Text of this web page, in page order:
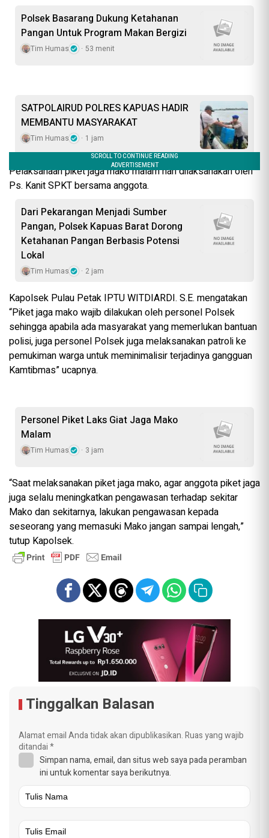
Polsek Basarang Dukung Ketahanan
Pangan Untuk Program Makan Bergizi
Tim Humas 53 menit
SATPOLAIRUD POLRES KAPUAS HADIR
MEMBANTU MASYARAKAT
Tim Humas 1 jam
Pelaksanaan piket jaga mako malam hari dilaksanakan oleh
Ps. Kanit SPKT bersama anggota.
Dari Pekarangan Menjadi Sumber
Pangan, Polsek Kapuas Barat Dorong
Ketahanan Pangan Berbasis Potensi
Lokal
Tim Humas 2 jam
Kapolsek Pulau Petak IPTU WITDIARDI. S.E. mengatakan
“Piket jaga mako wajib dilakukan oleh personel Polsek
sehingga apabila ada masyarakat yang memerlukan bantuan
polisi, juga personel Polsek juga melaksanakan patroli ke
pemukiman warga untuk meminimalisir terjadinya gangguan
Kamtibmas” ucapnya.
Personel Piket Laks Giat Jaga Mako
Malam
Tim Humas 3 jam
“Saat melaksanakan piket jaga mako, agar anggota piket jaga
juga selalu meningkatkan pengawasan terhadap sekitar
Mako dan sekitarnya, lakukan pengawasan kepada
seseorang yang memasuki Mako jangan sampai lengah,”
tutup Kapolsek.
Tinggalkan Balasan
Alamat email Anda tidak akan dipublikasikan.Ruas yang wajib
ditandai*
Simpan nama, email, dan situs web saya pada peramban
ini untuk komentar saya berikutnya.